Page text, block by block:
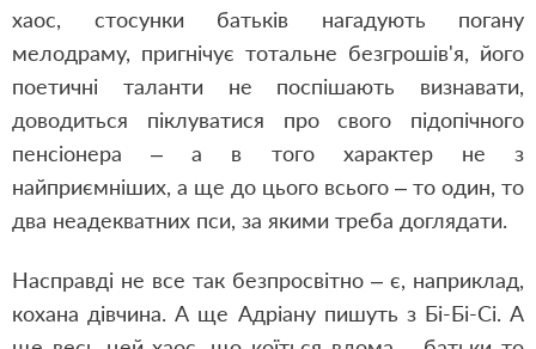
хаос, стосунки батьків нагадують погану
мелодраму, пригнічує тотальне безгрошів'я, його
поетичні таланти не поспішають визнавати,
доводиться піклуватися про свого підопічного
пенсіонера – а в того характер не з
найприємніших, а ще до цього всього – то один, то
два неадекватних пси, за якими треба доглядати.
Насправді не все так безпросвітно – є, наприклад,
кохана дівчина. А ще Адріану пишуть з Бі-Бі-Сі. А